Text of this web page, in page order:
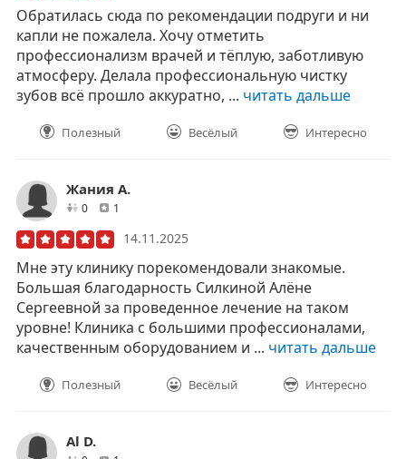
Обратилась сюда по рекомендации подруги и ни
капли не пожалела. Хочу отметить
профессионализм врачей и тёплую, заботливую
атмосферу. Делала профессиональную чистку
зубов всё прошло аккуратно, ... читать дальше
Полезный Весёлый Интересно
Жания А.
0друзей1
14.11.2025
Мне эту клинику порекомендовали знакомые.
Большая благодарность Силкиной Алёне
Сергеевной за проведенное лечение на таком
уровне! Клиника с большими профессионалами,
качественным оборудованием и ... читать дальше
Полезный Весёлый Интересно
Al D.